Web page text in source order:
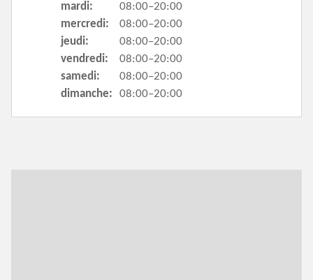
mardi:
08:00–20:00
mercredi:
08:00–20:00
jeudi:
08:00–20:00
vendredi:
08:00–20:00
samedi:
08:00–20:00
dimanche:
08:00–20:00